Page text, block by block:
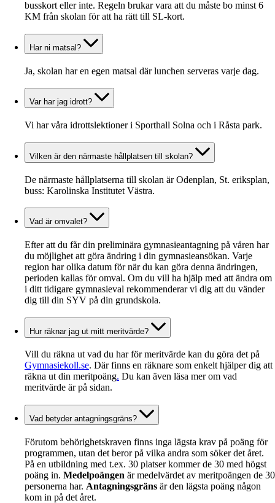
busskort eller inte. Regeln brukar vara att du måste bo minst 6
KM från skolan för att ha rätt till SL-kort.
Har ni matsal?
Ja, skolan har en egen matsal där lunchen serveras varje dag.
Var har jag idrott?
Vi har våra idrottslektioner i Sporthall Solna och i Råsta park.
Vilken är den närmaste hållplatsen till skolan?
De närmaste hållplatserna till skolan är Odenplan, St. eriksplan,
buss: Karolinska Institutet Västra.
Vad är omvalet?
Efter att du får din preliminära gymnasieantagning på våren har
du möjlighet att göra ändring i din gymnasieansökan. Varje
region har olika datum för när du kan göra denna ändringen,
perioden kallas för omval. Om du vill ha hjälp med att ändra om
i ditt tidigare gymnasieval rekommenderar vi dig att du vänder
dig till din SYV på din grundskola.
Hur räknar jag ut mitt meritvärde?
Vill du räkna ut vad du har för meritvärde kan du göra det på
Gymnasiekoll.se. Där finns en räknare som enkelt hjälper dig att
räkna ut din meritpoäng. Du kan även läsa mer om vad
meritvärde är på sidan.
Vad betyder antagningsgräns?
Förutom behörighetskraven finns inga lägsta krav på poäng för
programmen, utan det beror på vilka andra som söker det året.
På en utbildning med t.ex. 30 platser kommer de 30 med högst
poäng in. Medelpoängen är medelvärdet av meritpoängen de 30
personerna har. Antagningsgräns är den lägsta poäng någon
kom in på det året.